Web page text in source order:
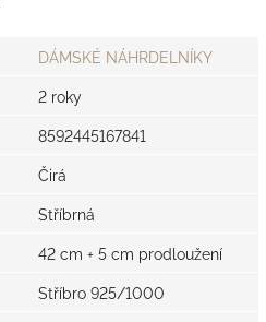
DÁMSKÉ NÁHRDELNÍKY
2 roky
8592445167841
Čirá
Stříbrná
42 cm + 5 cm prodloužení
Stříbro 925/1000